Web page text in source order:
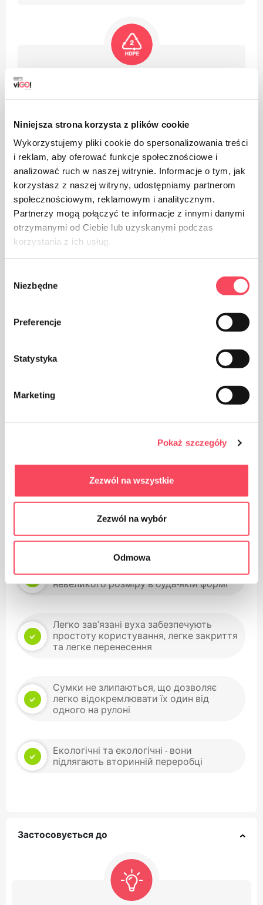
Niniejsza strona korzysta z plików cookie
Wykorzystujemy pliki cookie do spersonalizowania treści
i reklam, aby oferować funkcje społecznościowe i
analizować ruch w naszej witrynie. Informacje o tym, jak
korzystasz z naszej witryny, udostępniamy partnerom
społecznościowym, reklamowym i analitycznym.
Partnerzy mogą połączyć te informacje z innymi danymi
otrzymanymi od Ciebie lub uzyskanymi podczas
korzystania z ich usług.
zgody
Niezbędne
Preferencje
Statystyka
Marketing
Pokaż szczegóły
Zezwól na wszystkie
Zezwól na wybór
Odmowa
використання (після промивання теплою водою з
використання абразивів (порошки, пасти)
Упаковка з паперу
Подбайте про чистоту, викиньте використану
Зберігати в недоступному для дітей місці
Приємний полуничний аромат
нейтралізує запахи
Ідеально підходить для кошиків
невеликого розміру в будь-якій формі
Легко зав'язані вуха забезпечують
простоту користування, легке закриття
та легке перенесення
Сумки не злипаються, що дозволяє
легко відокремлювати їх один від
одного на рулоні
Екологічні та екологічні - вони
підлягають вторинній переробці
Застосовується до